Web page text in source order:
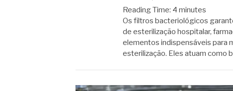
Reading Time: 4 minutes
Os filtros bacteriológicos
de esterilização hospitalar,
elementos indispensáveis para
esterilização. Eles atuam como